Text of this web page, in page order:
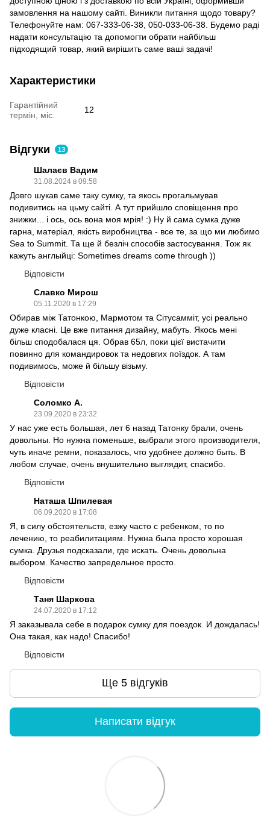
замовлення на нашому сайті. Виникли питання щодо товару?
Телефонуйте нам: 067-333-06-38, 050-033-06-38. Будемо раді
надати консультацію та допомогти обрати найбільш
підходящий товар, який вирішить саме ваші задачі!
Характеристики
Гарантійний
термін, міс.
12
Відгуки 13
Шалаєв Вадим
31.08.2024 в 09:58
Довго шукав саме таку сумку, та якось прогальмував
подивитись на цьму сайті. А тут прийшло сповіщення про
знижки... і ось, ось вона моя мрія! :) Ну й сама сумка дуже
гарна, матеріал, якість виробництва - все те, за що ми любимо
Sea to Summit. Та ще й безліч способів застосування. Тож як
кажуть англыйці: Sometimes dreams come through ))
Відповісти
Славко Мирош
05.11.2020 в 17:29
Обирав між Татонкою, Мармотом та Сітусамміт, усі реально
дуже класні. Це вже питання дизайну, мабуть. Якось мені
більш сподобалася ця. Обрав 65л, поки цієї вистачити
повинно для командировок та недовгих поїздок. А там
подивимось, може й більшу візьму.
Відповісти
Соломко А.
23.09.2020 в 23:32
У нас уже есть большая, лет 6 назад Татонку брали, очень
довольны. Но нужна поменьше, выбрали этого производителя,
чуть иначе ремни, показалось, что удобнее должно быть. В
любом случае, очень внушительно выглядит, спасибо.
Відповісти
Наташа Шпилевая
06.09.2020 в 17:08
Я, в силу обстоятельств, езжу часто с ребенком, то по
лечению, то реабилитациям. Нужна была просто хорошая
сумка. Друзья подсказали, где искать. Очень довольна
выбором. Качество запредельное просто.
Відповісти
Таня Шаркова
24.07.2020 в 17:12
Я заказывала себе в подарок сумку для поездок. И дождалась!
Она такая, как надо! Спасибо!
Відповісти
Ще 5 відгуків
Написати відгук